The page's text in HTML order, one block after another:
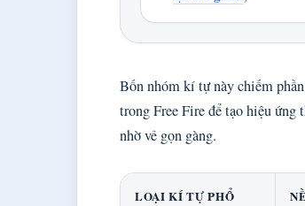
Bốn nhóm kí tự này chiếm
trong Free Fire để tạo hiệu
nhờ vẻ gọn gàng.
LOẠI KÍ TỰ PHỔ